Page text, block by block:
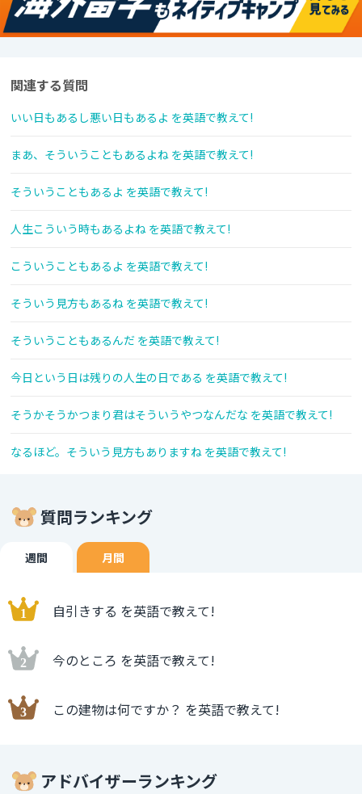
関連する質問
いい日もあるし悪い日もあるよ を英語で教えて!
まあ、そういうこともあるよね を英語で教えて!
そういうこともあるよ を英語で教えて!
人生こういう時もあるよね を英語で教えて!
こういうこともあるよ を英語で教えて!
そういう見方もあるね を英語で教えて!
そういうこともあるんだ を英語で教えて!
今日という日は残りの人生の日である を英語で教えて!
そうかそうかつまり君はそういうやつなんだな を英語で教えて!
なるほど。そういう見方もありますね を英語で教えて!
質問ランキング
週間 月間
自引きする を英語で教えて!
今のところ を英語で教えて!
この建物は何ですか？ を英語で教えて!
アドバイザーランキング